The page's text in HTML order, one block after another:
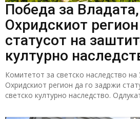
Победа за Владата,
Охридскиот
статусот на
културно
Комитетот за светско наследство
Охридскиот регион да го задржи
светско културно наследство.